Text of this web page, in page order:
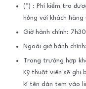
(*) : Phí kiểm tra
hỏng với khách
Giờ hành chính:
Ngoài giờ hành
Trong trường hợp
Kỹ thuật viên sẽ ghi
kí tên dán tem vào